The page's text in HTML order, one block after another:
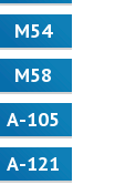
М54
М58
А-105
А-121